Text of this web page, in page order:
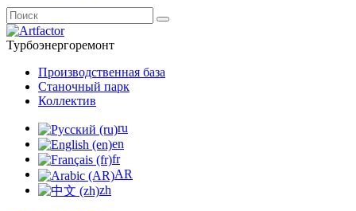
Турбоэнергоремонт
Производственная база
Станочный парк
Коллектив
ru
en
fr
AR
zh